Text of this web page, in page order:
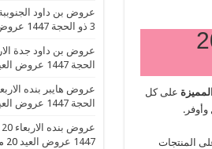
2026
على كل
المنتجات
3 ذو الحجة 1447 عروض العيد
الحجة 1447 عروض العيد
الحجة 1447 عروض العيد
1447 عروض العيد
20 مايو، 2026